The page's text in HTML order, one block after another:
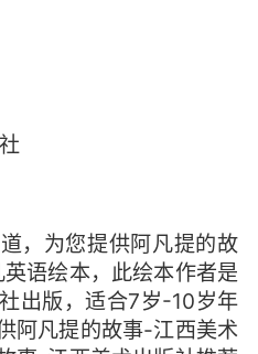
，为您提供阿凡提的故
语绘本，此绘本作者是
出版，适合7岁-10岁年
阿凡提的故事-江西美术